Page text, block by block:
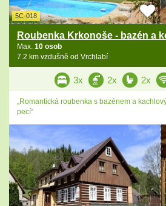
5C-018
Roubenka Krkonoše - bazén a
Max. 10 osob
7.2 km vzdušně od Vrchlabí
3x 2x 2x
„Romantická roubenka s bazénem a
pecí“